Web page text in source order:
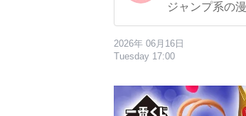
ジャンプ系の
2026年 06月16日
Tuesday 17:00